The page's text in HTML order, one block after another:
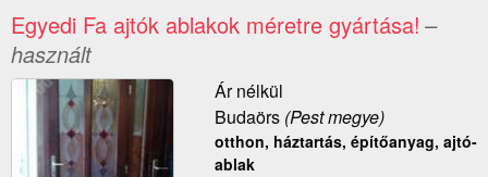
Egyedi Fa ajtók ablakok méretre gyártása! –
használt
Ár nélkül
Budaörs(Pest megye)
otthon, háztartás, építőanyag, ajtó-
ablak